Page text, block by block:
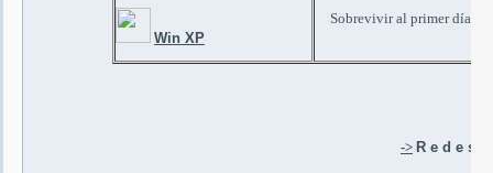
Win XP
Sobrevivir al primer día
-> R e d e s